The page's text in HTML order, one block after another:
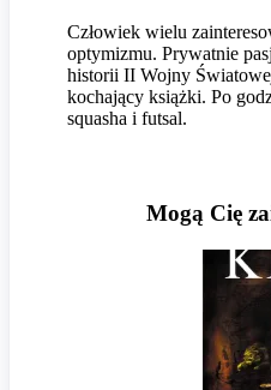
Człowiek wielu
optymizmu. Prywatnie
historii II Wojny
kochający książki. Po
squasha i futsal.
Mogą Cię